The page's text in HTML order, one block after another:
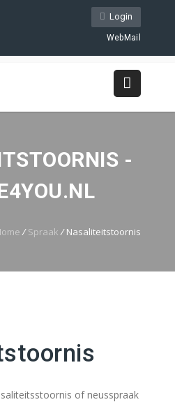
Login
WebMail
-
/ Spraak / Nasaliteitstoornis
of neusspraak